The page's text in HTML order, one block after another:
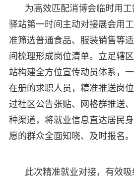
为高效匹配消博会临时用
驿站第一时间主动对接展会用
准筛选普通食品、服装销售等
间梳理形成岗位清单。立足辖
站构建全方位宣传动员体系，
在册的求职人员，精准推送岗
过社区公告张贴、网格群推送
种渠道，将就业信息直达居民
愿的群众全面知晓、及时报名。
此次精准就业对接，有效